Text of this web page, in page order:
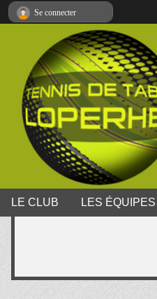
LE CLUB LES ÉQUIPES
Se connecter
Panneau de gestion des cookies